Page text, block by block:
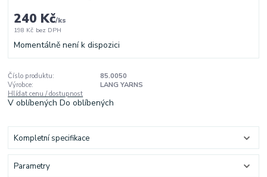
240 Kč/ks
198 Kč bez DPH
Momentálně není k dispozici
Číslo produktu:
85.0050
Výrobce:
LANG YARNS
Hlídat cenu / dostupnost
V oblíbenýchDo oblíbených
Kompletní specifikace
Parametry